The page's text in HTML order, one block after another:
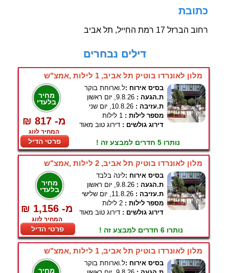
כתובת
רחוב הברזל 17 רמת החייל, תל אביב
דילים נבחרים
מלון לאונרדו בוטיק תל אביב, 1 לילות ,אמצ"ש
מחיר
בלעדי
₪ 817 -מ
המחיר לזוג
פרטי הדיל
בסיס אירוח :ל.וארוחת בוקר
ת.הגעה : 9.8.26, יום ראשון
ת.עזיבה : 10.8.26, יום שני
מספר לילות : 1 לילות
דירוג גולשים : דירוג טוב מאוד
נותרו 5 חדרים למבצע זה !
מלון לאונרדו בוטיק תל אביב, 2 לילות ,אמצ"ש
מחיר
בלעדי
₪ 1,156 -מ
המחיר לזוג
פרטי הדיל
בסיס אירוח :לינה בלבד
ת.הגעה : 9.8.26, יום ראשון
ת.עזיבה : 11.8.26, יום שלישי
מספר לילות : 2 לילות
דירוג גולשים : דירוג טוב מאוד
נותרו 6 חדרים למבצע זה !
מלון לאונרדו בוטיק תל אביב, 1 לילות ,אמצ"ש
מחיר
בסיס אירוח :ל.וארוחת בוקר